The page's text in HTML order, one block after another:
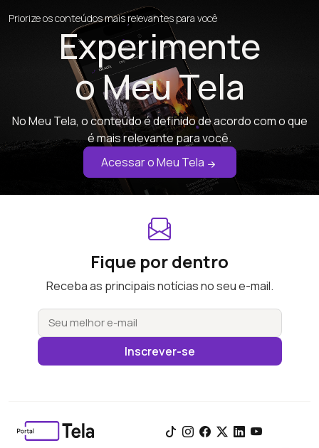
Priorize os conteúdos mais relevantes para você
Experimente
o Meu Tela
No Meu Tela, o conteúdo é definido de acordo com o que
é mais relevante para você.
Acessar o Meu Tela
Fique por dentro
Receba as principais notícias no seu e-mail.
Inscrever-se